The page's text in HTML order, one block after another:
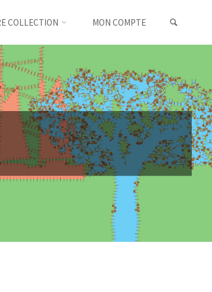
COLLECTION MON COMPTE